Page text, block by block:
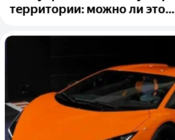
территории: можно ли это...